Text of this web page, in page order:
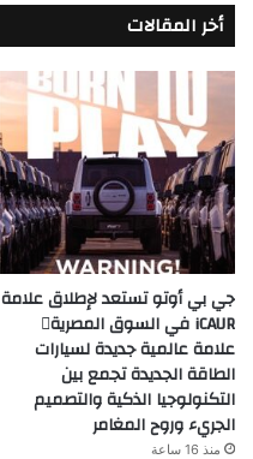
أخر المقالات
جي بي أوتو تستعد لإطلاق علامة
iCAUR في السوق المصرية
علامة عالمية جديدة لسيارات
الطاقة الجديدة تجمع بين
التكنولوجيا الذكية والتصميم
الجريء وروح المغامر
منذ 16 ساعة